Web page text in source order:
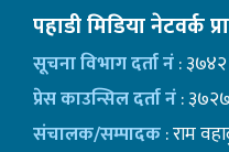
पहाडी मिडिया नेटवर्क
सूचना विभाग दर्ता नं: ३७४२
प्रेस काउन्सिल दर्ता नं: ३७२७
संचालक/सम्पादक: राम